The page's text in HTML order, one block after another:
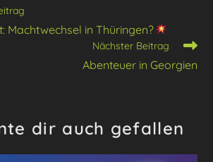
Machtwechsel in Thüringen?
Nächster Beitrag
Abenteuer in Georgien
dir auch gefallen